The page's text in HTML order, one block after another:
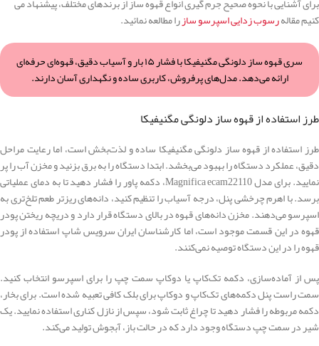
کنیم مقالهرسوب زدایی اسپرسو سازرا مطالعه نمائید.
سری قهوه ساز دلونگی مگنیفیکا با فشار ۱۵ بار و آسیاب دقیق، قهوه‌ای حرفه‌ای
ارائه می‌دهد. مدل‌های پرفروش، کاربری ساده و نگهداری آسان دارند.
طرز استفاده از قهوه ساز دلونگی مگنیفیکا
طرز استفاده از قهوه ساز دلونگی مگنیفیکا ساده و لذت‌بخش است، اما رعایت مراحل
دقیق، عملکرد دستگاه را بهبود می‌بخشد. ابتدا دستگاه را به برق بزنید و مخزن آب را پر
نمایید. برای مدل Magnifica ecam22110، دکمه پاور را فشار دهید تا به دمای عملیاتی
برسد. با اهرم چرخشی پنل، درجه آسیاب را تنظیم کنید، دانه‌های ریزتر طعم تلخ‌تری به
اسپرسو می‌دهند. مخزن دانه‌های قهوه در بالای دستگاه قرار دارد و دریچه ریختن پودر
قهوه در این قسمت موجود است، اما کارشناسان ایران سرویس شاپ استفاده از پودر
قهوه را در این دستگاه توصیه نمی‌کنند.
پس از آماده‌سازی، دکمه تک‌کاپ یا دوکاپ سمت چپ را برای اسپرسو انتخاب کنید.
سمت راست پنل دکمه‌های تک‌کاپ و دوکاپ برای بلک کافی تعبیه شده است. برای بخار،
دکمه مربوطه را فشار دهید تا چراغ ثابت شود، سپس از نازل کناری استفاده نمایید. یک
شیر در سمت چپ دستگاه وجود دارد که در حالت باز، آبجوش تولید می‌کند.